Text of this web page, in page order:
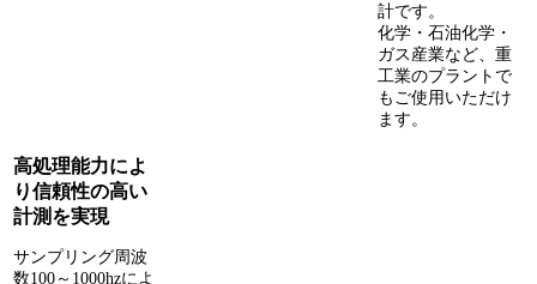
計です。
化学・石油化学・
ガス産業など、重
工業のプラントで
もご使用いただけ
ます。
高処理能力によ
り信頼性の高い
計測を実現
サンプリング周波
数100～1000hzによ